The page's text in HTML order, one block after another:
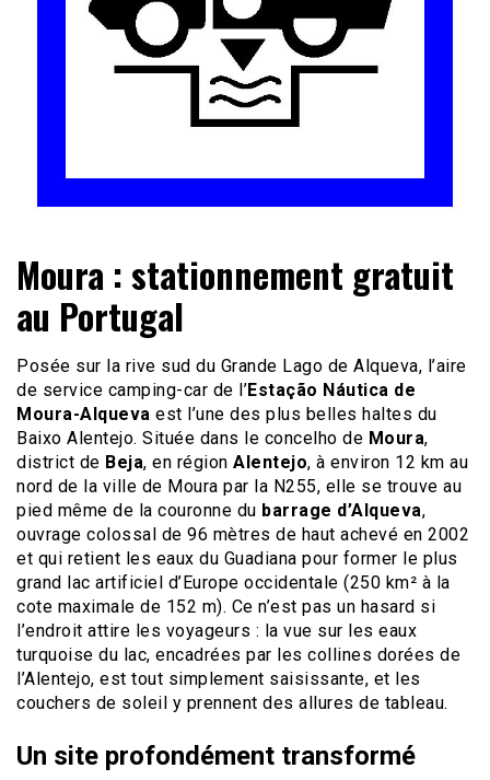
Camping-car Travel
Moura : stationnement gratuit
au Portugal
Posée sur la rive sud du Grande Lago de Alqueva, l’aire
de service camping-car de l’Estação Náutica de
Moura-Alqueva est l’une des plus belles haltes du
Baixo Alentejo. Située dans le concelho de Moura,
district de Beja, en région Alentejo, à environ 12 km au
nord de la ville de Moura par la N255, elle se trouve au
pied même de la couronne du barrage d’Alqueva,
ouvrage colossal de 96 mètres de haut achevé en 2002
et qui retient les eaux du Guadiana pour former le plus
grand lac artificiel d’Europe occidentale (250 km² à la
cote maximale de 152 m). Ce n’est pas un hasard si
l’endroit attire les voyageurs : la vue sur les eaux
turquoise du lac, encadrées par les collines dorées de
l’Alentejo, est tout simplement saisissante, et les
couchers de soleil y prennent des allures de tableau.
Un site profondément transformé